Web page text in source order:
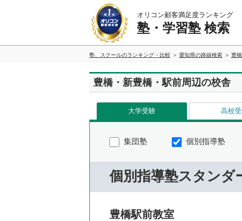
オリコン顧客満足度ランキング
塾・学習塾 検索
塾、スクールのランキング・比較 愛知県の路線検索 豊
豊橋・新豊橋・駅前周辺の校舎
大学受験 高校
集団塾 個別指導塾
個別指導塾スタンダ
豊橋駅前教室